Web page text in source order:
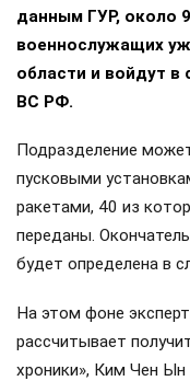
данным ГУР, около
военнослужащих
области и войдут в
ВС РФ.
Подразделение
пусковыми
ракетами, 40 из
переданы.
будет определена в
На этом фоне
рассчитывает
хроники», Ким Чен Ын